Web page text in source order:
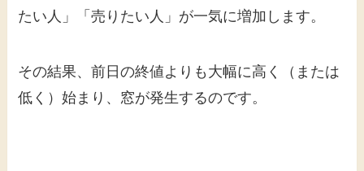
たい人」「売りたい人」が一気に増加します。
その結果、前日の終値よりも大幅に高く（または
低く）始まり、窓が発生するのです。